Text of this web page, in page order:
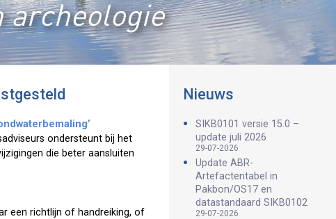
archeologie
ondersteunt bij het
die beter aansluiten
een richtlijn of handreiking, of
Nieuws
SIKB0101 versie 15.0 –
update juli 2026
29-07-2026
Update ABR-
Artefactentabel in
Pakbon/OS17 en
datastandaard SIKB0102
29-07-2026